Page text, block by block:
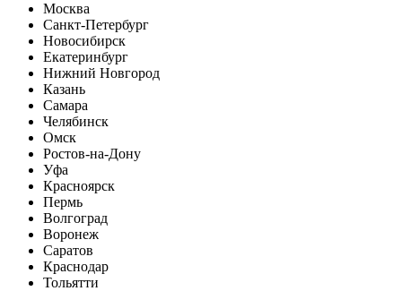
Москва
Санкт-Петербург
Новосибирск
Екатеринбург
Нижний Новгород
Казань
Самара
Челябинск
Омск
Ростов-на-Дону
Уфа
Красноярск
Пермь
Волгоград
Воронеж
Саратов
Краснодар
Тольятти